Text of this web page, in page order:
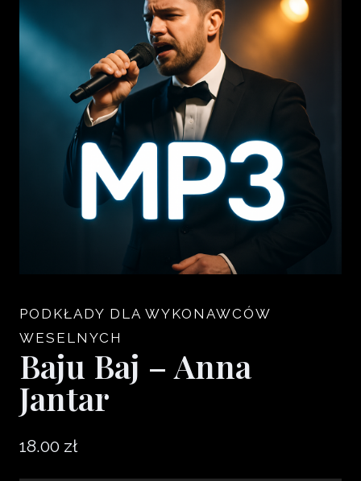
PODKŁADY DLA WYKONAWCÓW
WESELNYCH
Baju Baj – Anna
Jantar
18.00 zł